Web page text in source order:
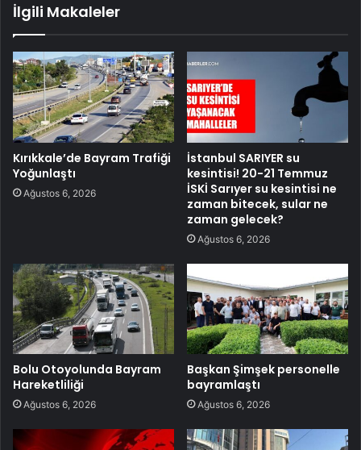
İlgili Makaleler
Kırıkkale’de Bayram Trafiği
Yoğunlaştı
Ağustos 6, 2026
İstanbul SARIYER su
kesintisi! 20-21 Temmuz
İSKİ Sarıyer su kesintisi ne
zaman bitecek, sular ne
zaman gelecek?
Ağustos 6, 2026
Bolu Otoyolunda Bayram
Hareketliliği
Ağustos 6, 2026
Başkan Şimşek personelle
bayramlaştı
Ağustos 6, 2026